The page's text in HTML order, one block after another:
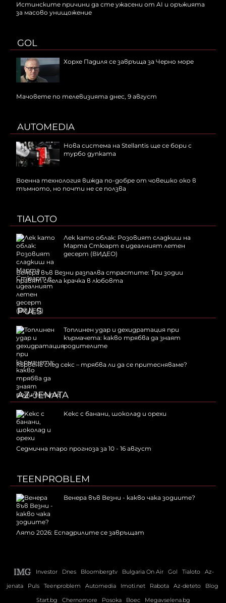
Истинските причини да сте ужасени от AI и оръжията
за масово унищожение
GOL
Хорхе Падиля се завръща за Черно море
Мачовете по телевизията днес, 9 август
AUTOMEDIA
Нова система на Stellantis ще се бори с
турбо дупката
Военна технология вижда по-добре от човешко око в
тъмното, но почти не се ползва
TIALOTO
Лек като облак: Розовият сладкиш на
Марта Стюарт е идеалният летен
десерт (ВИДЕО)
Венера във Везни разпалва страстите: Три зодии
правят смела крачка в любовта
PULS
Топлинен удар и дехидратация при
кърмачета: какво трябва да знаят
родителите
Кървене след секс – трябва ли да се притесняваме?
AZ-JENATA
Kекс с банани, шоколад и орехи
Седмична таро прогноза за 10 - 16 август
TEENPROBLEM
Венера във Везни - какво чака зодиите?
Лято 2026: Еспадрилите се завръщат
Investor Dnes Bloombergtv Bulgaria On Air Gol Tialoto
Az-
jenata
Puls Teenproblem Automedia Imoti.net Rabota Az-deteto
Blog
Start.bg
Chernomore Posoka Boec Megavselena.bg